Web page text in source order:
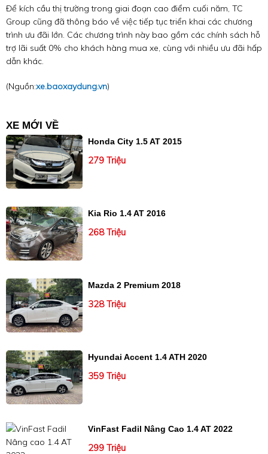
Để kích cầu thị trường trong giai đoạn cao điểm cuối năm, TC
Group cũng đã thông báo về việc tiếp tục triển khai các chương
trình ưu đãi lớn. Các chương trình này bao gồm các chính sách hỗ
trợ lãi suất 0% cho khách hàng mua xe, cùng với nhiều ưu đãi hấp
dẫn khác.
(Nguồn:xe.baoxaydung.vn)
XE MỚI VỀ
Honda City 1.5 AT 2015
279 Triệu
Kia Rio 1.4 AT 2016
268 Triệu
Mazda 2 Premium 2018
328 Triệu
Hyundai Accent 1.4 ATH 2020
359 Triệu
VinFast Fadil Nâng Cao 1.4 AT 2022
299 Triệu